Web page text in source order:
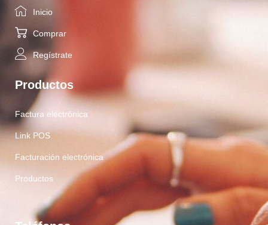
Inicio
Comprar
Regístrate
Productos
Factura electrónica
Link POS
Facturación electrónica
Productos